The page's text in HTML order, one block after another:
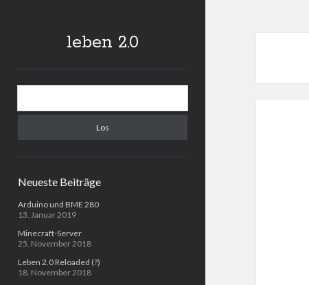
leben 2.0
Sidebar
Neueste Beiträge
Arduino und BME 280
13. Januar 2019
Minecraft-Server
25. November 2018
Leben 2.0 Reloaded (?)
18. November 2018